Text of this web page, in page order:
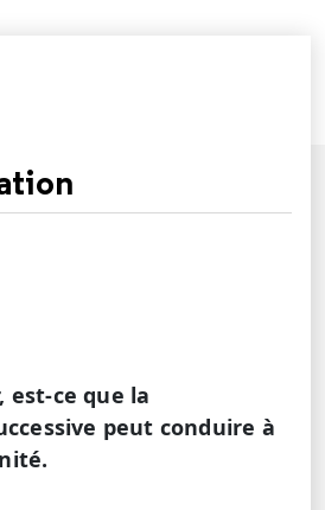
est-ce que la
peut conduire à